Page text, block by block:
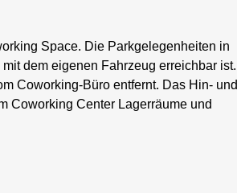
Space. Die Parkgelegenheiten in
dem eigenen Fahrzeug erreichbar ist.
Coworking-Büro entfernt. Das Hin- und
Coworking Center Lagerräume und